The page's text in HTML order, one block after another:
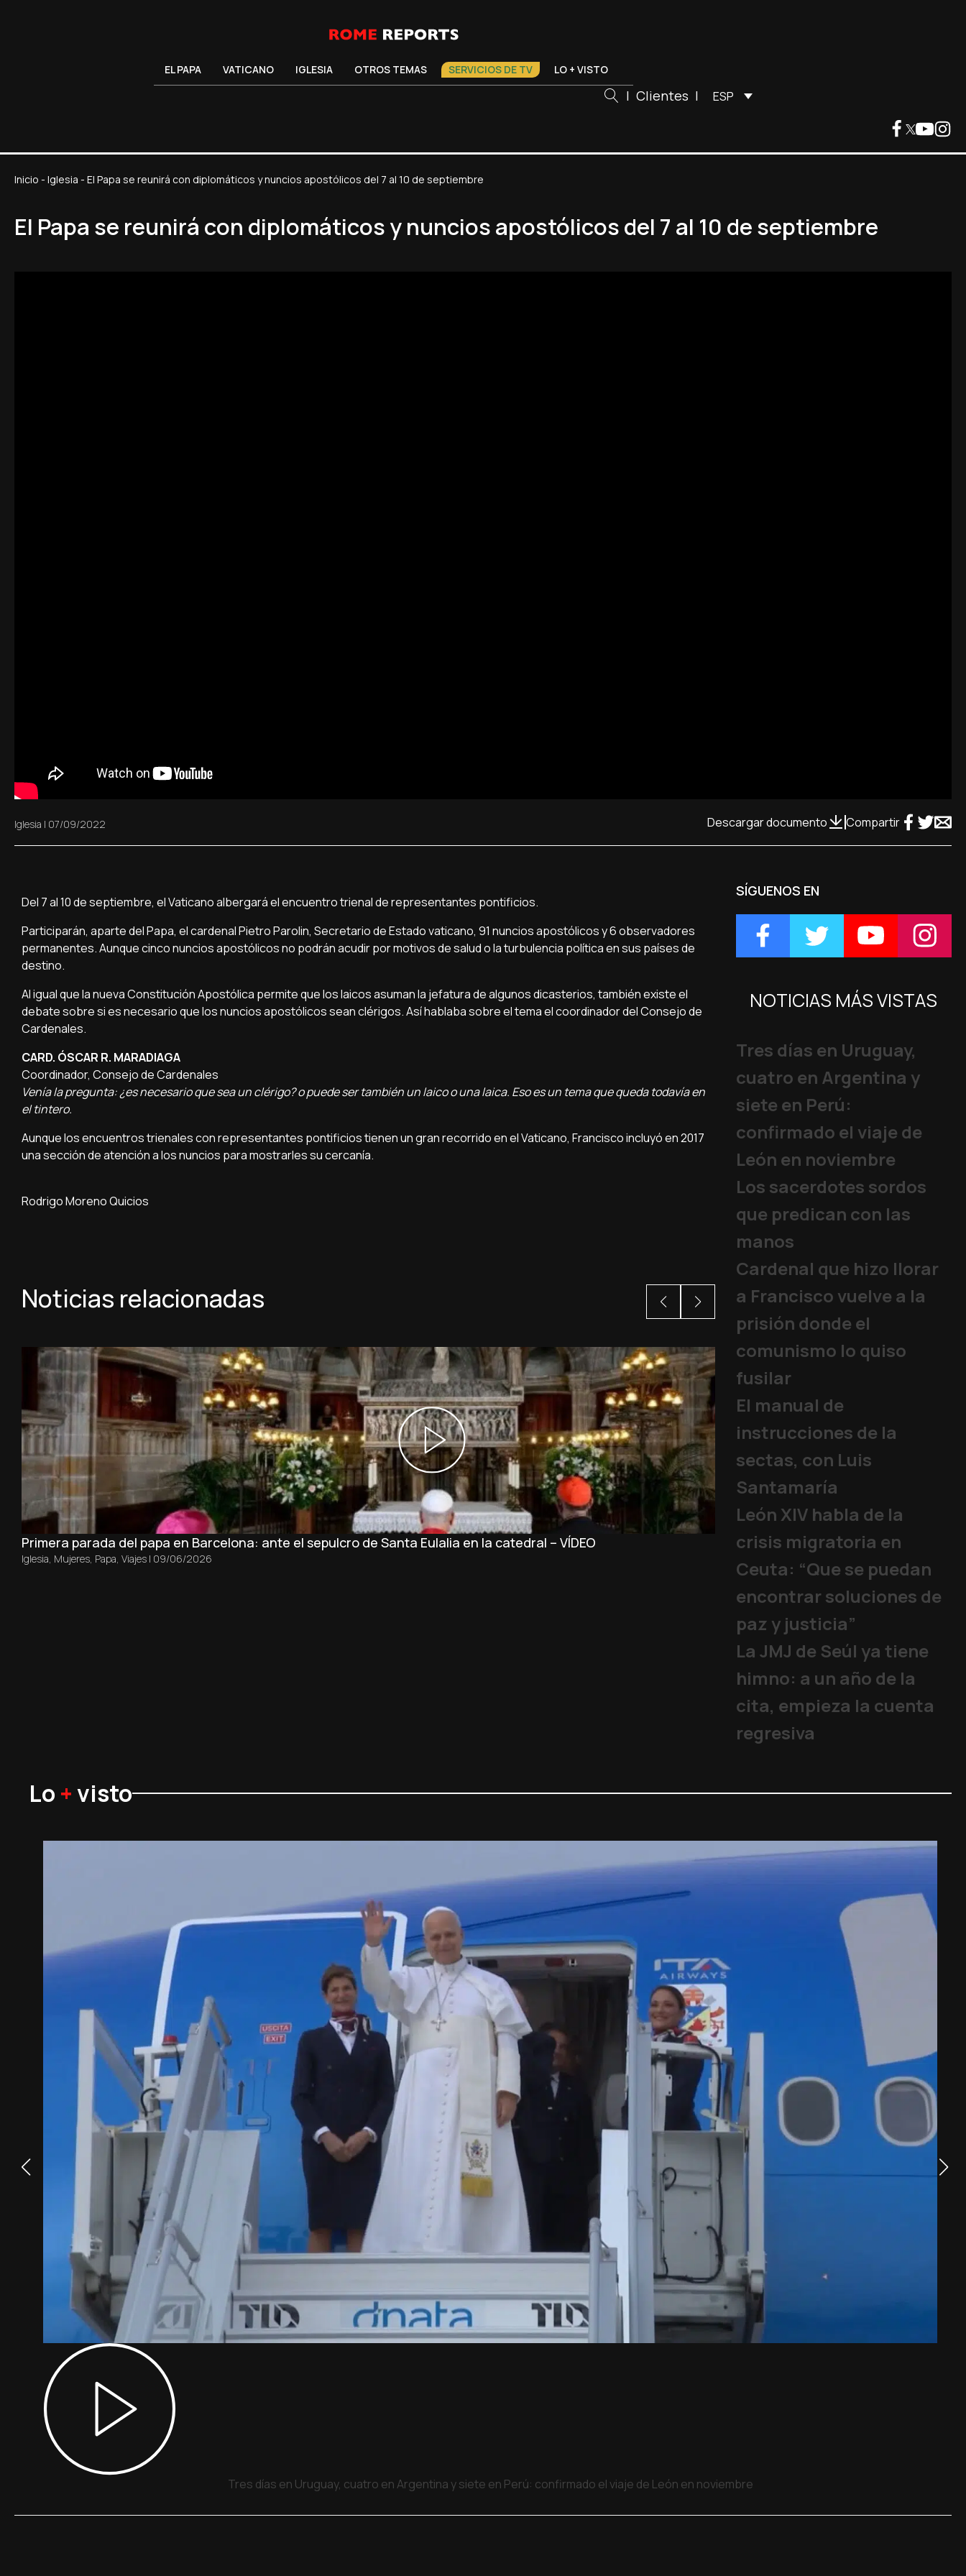
EL PAPA VATICANO IGLESIA OTROS TEMAS SERVICIOS DE TV LO + VISTO
| Clientes | ESP
Inicio - Iglesia - El Papa se reunirá con diplomáticos y nuncios apostólicos del 7 al 10 de septiembre
El Papa se reunirá con diplomáticos y nuncios apostólicos del 7 al 10 de septiembre
Iglesia | 07/09/2022 Descargar documento Compartir
Del 7 al 10 de septiembre, el Vaticano albergará el encuentro trienal de representantes pontificios.
Participarán, aparte del Papa, el cardenal Pietro Parolin, Secretario de Estado vaticano, 91 nuncios apostólicos y 6 observadores
permanentes. Aunque cinco nuncios apostólicos no podrán acudir por motivos de salud o la turbulencia política en sus países de
destino.
Al igual que la nueva Constitución Apostólica permite que los laicos asuman la jefatura de algunos dicasterios, también existe el
debate sobre si es necesario que los nuncios apostólicos sean clérigos. Así hablaba sobre el tema el coordinador del Consejo de
Cardenales.
CARD. ÓSCAR R. MARADIAGA
Coordinador, Consejo de Cardenales
Venía la pregunta: ¿es necesario que sea un clérigo? o puede ser también un laico o una laica. Eso es un tema que queda todavía en
el tintero.
Aunque los encuentros trienales con representantes pontificios tienen un gran recorrido en el Vaticano, Francisco incluyó en 2017
una sección de atención a los nuncios para mostrarles su cercanía.
Rodrigo Moreno Quicios
Noticias relacionadas
Primera parada del papa en Barcelona: ante el sepulcro de Santa Eulalia en la catedral – VÍDEO
Iglesia Mujeres Papa Viajes | 09/06/2026
15 años sin un
SÍGUENOS EN
NOTICIAS MÁS VISTAS
Tres días en Uruguay,
cuatro en Argentina y
siete en Perú:
confirmado el viaje de
León en noviembre
Los sacerdotes sordos
que predican con las
manos
Cardenal que hizo llorar
a Francisco vuelve a la
prisión donde el
comunismo lo quiso
fusilar
El manual de
instrucciones de la
sectas, con Luis
Santamaría
León XIV habla de la
crisis migratoria en
Ceuta: “Que se puedan
encontrar soluciones de
paz y justicia”
La JMJ de Seúl ya tiene
himno: a un año de la
cita, empieza la cuenta
regresiva
Lo +visto
Tres días en Uruguay, cuatro en Argentina y siete en Perú: confirmado el viaje de León en noviembre